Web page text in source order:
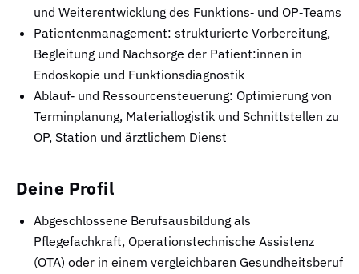
und Weiterentwicklung des Funktions‑ und OP‑Teams
Patientenmanagement: strukturierte Vorbereitung,
Begleitung und Nachsorge der Patient:innen in
Endoskopie und Funktionsdiagnostik
Ablauf‑ und Ressourcensteuerung: Optimierung von
Terminplanung, Materiallogistik und Schnittstellen zu
OP, Station und ärztlichem Dienst
Deine Profil
Abgeschlossene Berufsausbildung als
Pflegefachkraft, Operationstechnische Assistenz
(OTA) oder in einem vergleichbaren Gesundheitsberuf